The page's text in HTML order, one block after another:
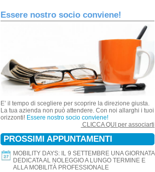
Essere nostro socio conviene!
E’ il tempo di scegliere per scoprire la direzione giusta.
La tua azienda non può attendere. Con noi allarghi i tuoi
orizzonti! Essere nostro socio conviene!
CLICCA QUI per associarti
PROSSIMI APPUNTAMENTI
MOBILITY DAYS: IL 9 SETTEMBRE UNA GIORNATA
DEDICATA AL NOLEGGIO A LUNGO TERMINE E
ALLA MOBILITÀ PROFESSIONALE